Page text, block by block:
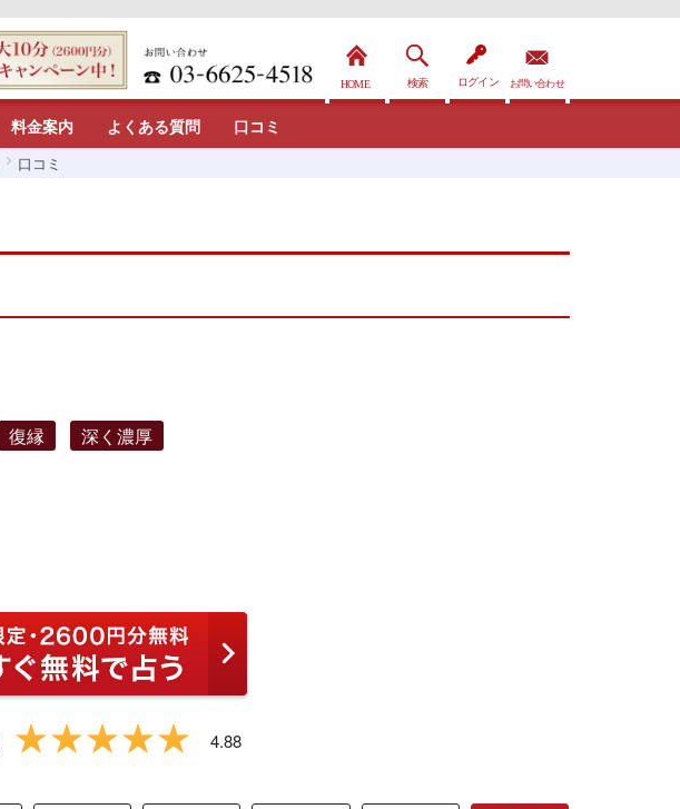
料金案内 よくある質問 口コミ
口コミ
復縁 深く濃厚
4.88